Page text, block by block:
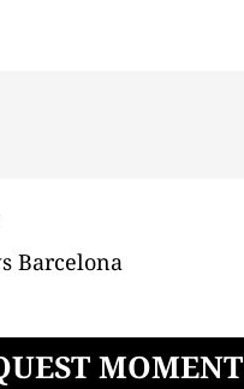
Barcelona
MOMENT